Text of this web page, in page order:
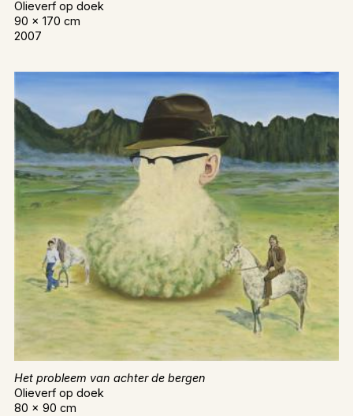
Olieverf op doek
90 x 170 cm
2007
Het probleem van achter de bergen
Olieverf op doek
80 x 90 cm